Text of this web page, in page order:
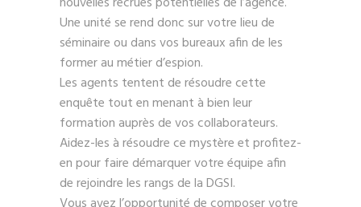
Une unité se rend donc sur votre lieu de
séminaire ou dans vos bureaux afin de les
former au métier d’espion.
Les agents tentent de résoudre cette
enquête tout en menant à bien leur
formation auprès de vos collaborateurs.
Aidez-les à résoudre ce mystère et profitez-
en pour faire démarquer votre équipe afin
de rejoindre les rangs de la DGSI.